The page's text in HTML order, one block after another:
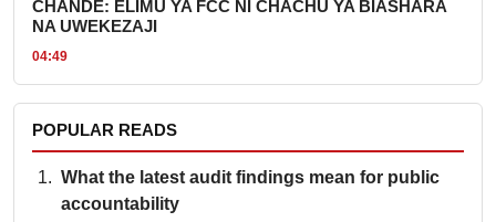
CHANDE: ELIMU YA FCC NI CHACHU YA BIASHARA
NA UWEKEZAJI
04:49
POPULAR READS
What the latest audit findings mean for public
accountability